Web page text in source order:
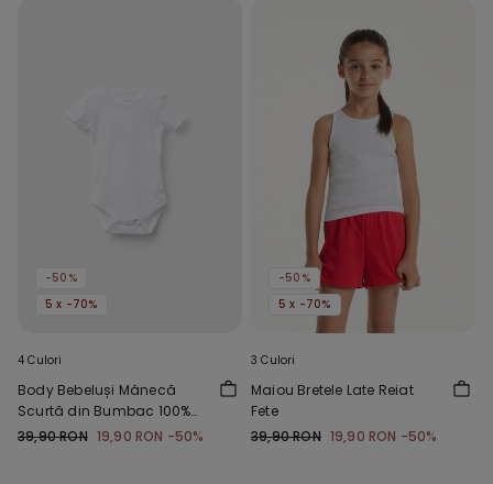
-50%
5 x -70%
4 Culori
Body Bebeluși Mânecă
Scurtă din Bumbac 100%
Culoare Uni
39,90 RON 19,90 RON -50%
-50%
5 x -70%
3 Culori
Maiou Bretele Late Reiat
Fete
39,90 RON 19,90 RON -50%